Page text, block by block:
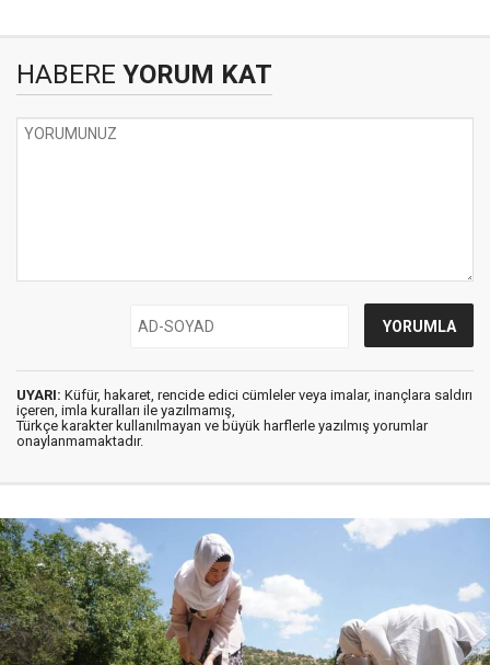
HABERE YORUM KAT
UYARI: Küfür, hakaret, rencide edici cümleler veya imalar, inançlara saldırı
içeren, imla kuralları ile yazılmamış,
Türkçe karakter kullanılmayan ve büyük harflerle yazılmış yorumlar
onaylanmamaktadır.